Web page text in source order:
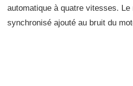
automatique à quatre vitesses. Le
synchronisé ajouté au bruit du